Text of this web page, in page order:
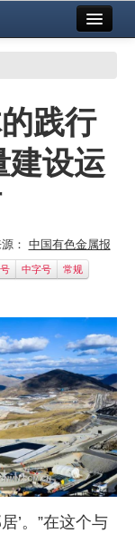
践行
建设运
： 中国有色金属报
中字号 常规
’。”在这个与